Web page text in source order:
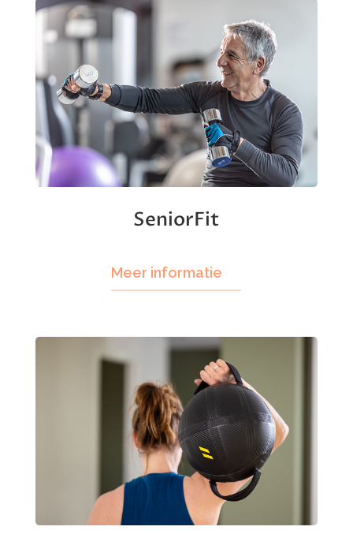
FysioFitness
Meer informatie
SeniorFit
Meer informatie